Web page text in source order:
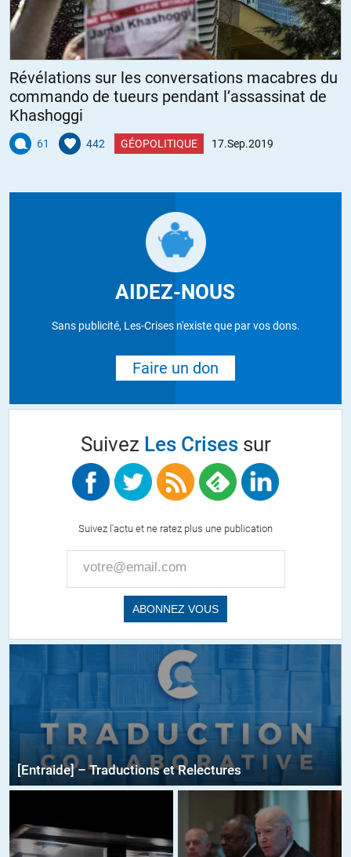
Révélations sur les conversations macabres du
commando de tueurs pendant l’assassinat de
Khashoggi
61 442 GÉOPOLITIQUE 17.Sep.2019
AIDEZ-NOUS
Sans publicité, Les-Crises n'existe que par vos dons.
Faire un don
Suivez Les Crisessur
Suivez l'actu et ne ratez plus une publication
[Entraide] – Traductions et Relectures